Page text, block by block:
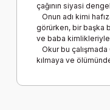
çağının siyasi
Onun adı kimi
görürken, bir başka
ve baba kimlikleriyle
Okur bu
kılmaya ve